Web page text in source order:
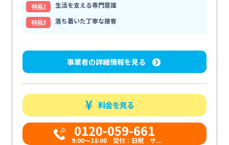
特⻑2
生活を支える専門意識
特⻑3
落ち着いた丁寧な接客
事業者の詳細情報を見る
料金を見る
0120-059-661
9:00〜18:00 受付：日祝 サ...